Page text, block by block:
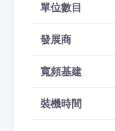
單位數目
發展商
寬頻基建
裝機時間